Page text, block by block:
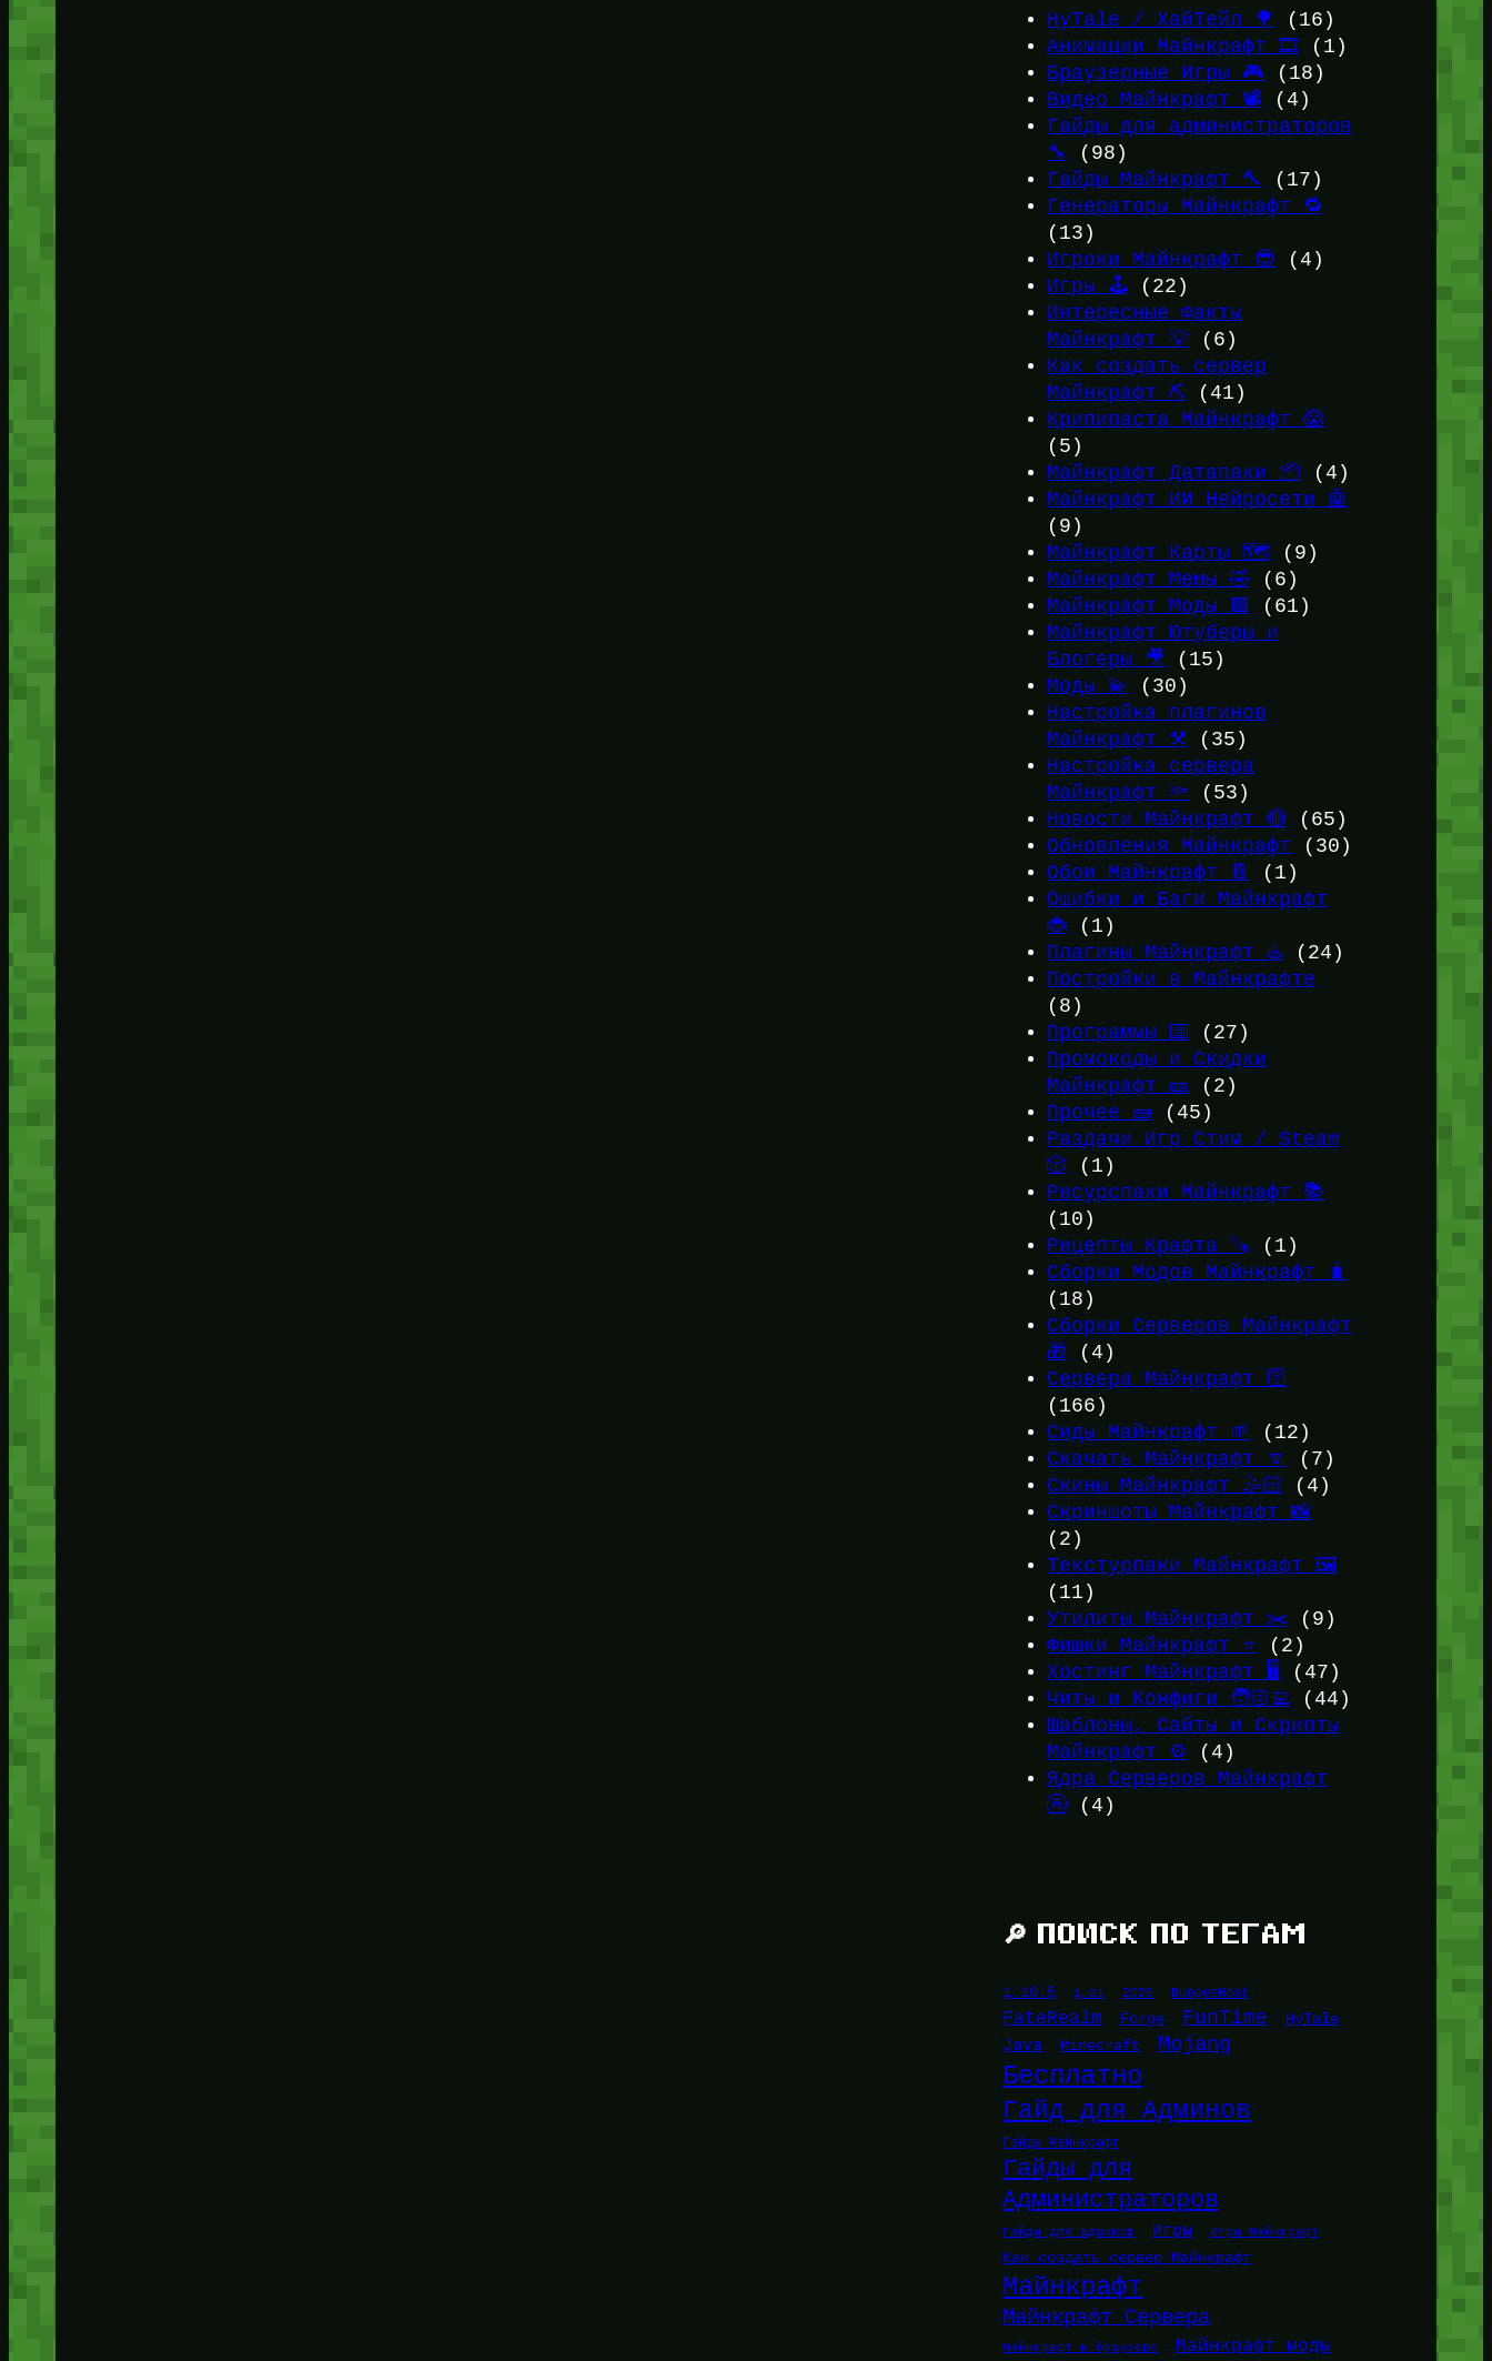
HyTale / ХайТейл 🌳
(16)
Анимации Майнкрафт 🎞️ (1)
Браузерные Игры 🎮 (18)
Видео Майнкрафт 📽️ (4)
Гайды для администраторов
🔧
(98)
Гайды Майнкрафт 🔨
(17)
Генераторы Майнкрафт 🔁
(13)
Игроки Майнкрафт 😎 (4)
Игры 🕹️ (22)
Интересные Факты
Майнкрафт 💡 (6)
Как создать сервер
Майнкрафт ⛏️ (41)
Крипипаста Майнкрафт 😱
(5)
Майнкрафт Датапаки 📦 (4)
Майнкрафт ИИ Нейросети 🤖
(9)
Майнкрафт Карты 🗺️ (9)
Майнкрафт Мемы 🤣 (6)
Майнкрафт Моды 🟩
(61)
Майнкрафт Ютуберы и
Блогеры 🎥
(15)
Моды 💫
(30)
Настройка плагинов
Майнкрафт ⚒️ (35)
Настройка сервера
Майнкрафт 🔦 (53)
Новости Майнкрафт 🔴 (65)
Обновления Майнкрафт (30)
Обои Майнкрафт 📔
(1)
Ошибки и Баги Майнкрафт
🐞 (1)
Плагины Майнкрафт ♨️ (24)
Постройки в Майнкрафте
(8)
Программы ⌨️
(27)
Промокоды и Скидки
Майнкрафт 🎫
(2)
Прочее 🧱 (45)
Раздачи Игр Стим / Steam
🎲 (1)
Ресурспаки Майнкрафт 📚
(10)
Рецепты Крафта 🪚 (1)
Сборки Модов Майнкрафт 🧳
(18)
Сборки Серверов Майнкрафт
🎁 (4)
Сервера Майнкрафт 🛜
(166)
Сиды Майнкрафт 🌱
(12)
Скачать Майнкрафт 🔽
(7)
Скины Майнкрафт 🤹🏻
(4)
Скриншоты Майнкрафт 📸
(2)
Текстурпаки Майнкрафт 🖼️
(11)
Утилиты Майнкрафт ✂️ (9)
Фишки Майнкрафт ⭐ (2)
Хостинг Майнкрафт 🖥️
(47)
Читы и Конфиги 🧑🏻‍💻 (44)
Шаблоны, Сайты и Скрипты
Майнкрафт ⚙️ (4)
Ядра Серверов Майнкрафт
🚰 (4)
🔎 ПОИСК ПО ТЕГАМ
1.16.5 1.21 2026 BungeeHost
FateRealm Forge FunTime HyTale
Java Minecraft Mojang
Бесплатно
Гайд для Админов
Гайды Майнкрафт
Гайды для
Администраторов
Гайды для админов Игры Игры Майнкрафт
Как создать сервер Майнкрафт
Майнкрафт
Майнкрафт Сервера
Майнкрафт в браузере Майнкрафт моды